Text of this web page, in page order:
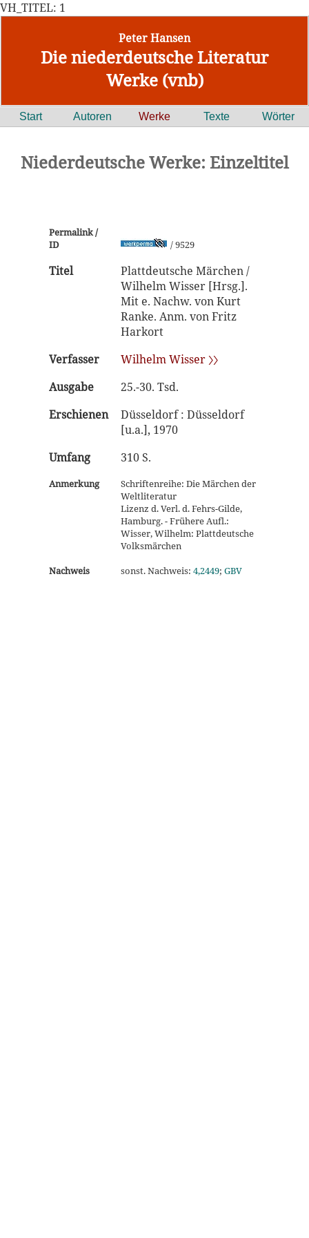
VH_TITEL: 1
Peter Hansen
Die niederdeutsche Literatur
Werke (vnb)
Start Autoren Werke Texte Wörter
Niederdeutsche Werke: Einzeltitel
Permalink /
ID
/ 9529
Titel
Plattdeutsche Märchen /
Wilhelm Wisser [Hrsg.].
Mit e. Nachw. von Kurt
Ranke. Anm. von Fritz
Harkort
Verfasser
Wilhelm Wisser 〉〉
Ausgabe
25.-30. Tsd.
Erschienen
Düsseldorf : Düsseldorf
[u.a.], 1970
Umfang
310 S.
Anmerkung
Schriftenreihe: Die Märchen der
Weltliteratur
Lizenz d. Verl. d. Fehrs-Gilde,
Hamburg. - Frühere Aufl.:
Wisser, Wilhelm: Plattdeutsche
Volksmärchen
Nachweis
sonst. Nachweis: 4,2449; GBV